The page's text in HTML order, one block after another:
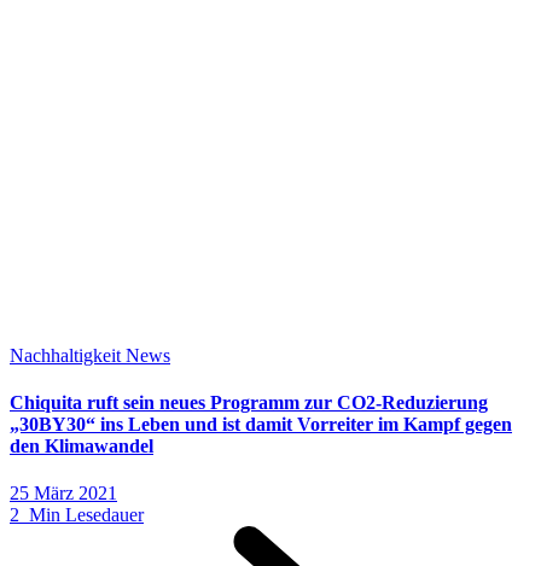
Nachhaltigkeit News
Chiquita ruft sein neues Programm zur CO2-Reduzierung
„30BY30“ ins Leben und ist damit Vorreiter im Kampf gegen
den Klimawandel
25 März 2021
2 Min Lesedauer